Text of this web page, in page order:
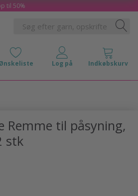
til 50%
Remme til påsyning,
stk